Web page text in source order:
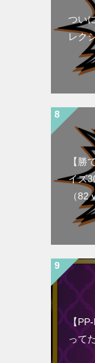
つい
レク
【勝
イズ
（82
【
って